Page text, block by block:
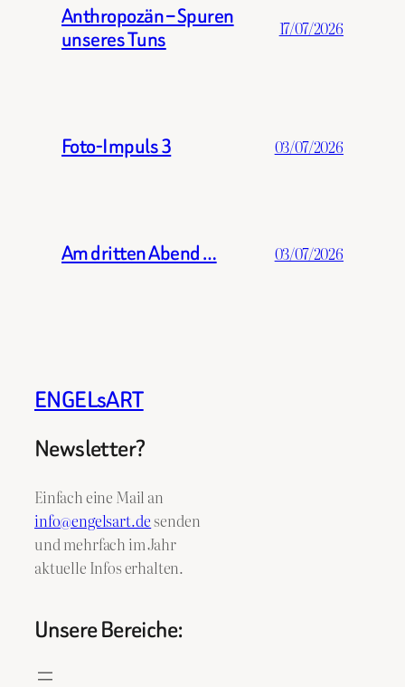
Anthropozän – Spuren
unseres Tuns
17/07/2026
Foto-Impuls 3 03/07/2026
Am dritten Abend … 03/07/2026
ENGELsART
Newsletter?
Einfach eine Mail an
info@engelsart.desenden
und mehrfach im Jahr
aktuelle Infos erhalten.
Unsere Bereiche: